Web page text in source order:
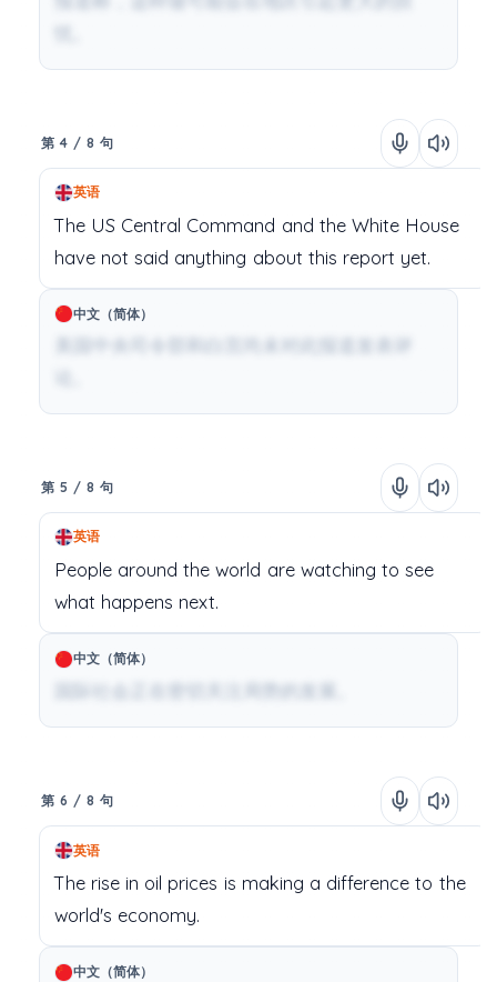
第 4 / 8 句
英语
The US Central Command and the White House
have not said anything about this report yet.
中文（简体）
第 5 / 8 句
英语
People around the world are watching to see
what happens next.
中文（简体）
国际社会正在密切关注局势的发展。
第 6 / 8 句
英语
The rise in oil prices is making a difference to the
world's economy.
中文（简体）